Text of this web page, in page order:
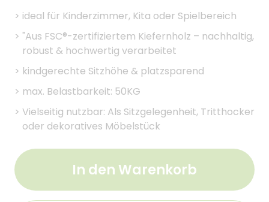
> ideal für Kinderzimmer, Kita oder Spielbereich
> "Aus FSC®-zertifiziertem Kiefernholz – nachhaltig,
robust & hochwertig verarbeitet
> kindgerechte Sitzhöhe & platzsparend
> max. Belastbarkeit: 50KG
> Vielseitig nutzbar: Als Sitzgelegenheit, Tritthocker
oder dekoratives Möbelstück
In den Warenkorb